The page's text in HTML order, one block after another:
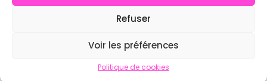
Refuser
Voir les préférences
Politique de cookies